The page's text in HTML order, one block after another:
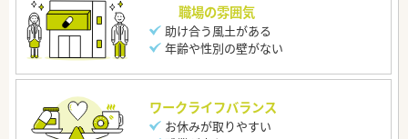
職場の雰囲気
助け合う風土がある
年齢や性別の壁がない
ワークライフバランス
お休みが取りやすい